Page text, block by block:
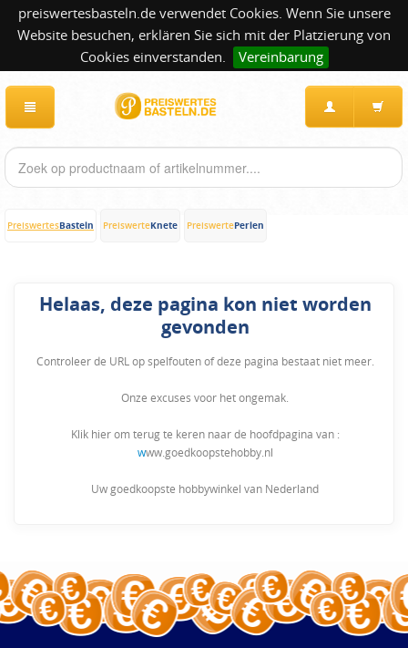
preiswertesbasteln.de verwendet Cookies. Wenn Sie unsere
Website besuchen, erklären Sie sich mit der Platzierung von
Cookies einverstanden.
Vereinbarung
PreiswertesBasteln PreiswerteKnete PreiswertePerlen
Helaas, deze pagina kon niet worden
gevonden
Controleer de URL op spelfouten of deze pagina bestaat niet meer.
Onze excuses voor het ongemak.
Klik hier om terug te keren naar de hoofdpagina van :
www.goedkoopstehobby.nl
Uw goedkoopste hobbywinkel van Nederland